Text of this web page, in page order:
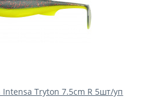
Intensa Tryton 7.5cm R 5шт/уп